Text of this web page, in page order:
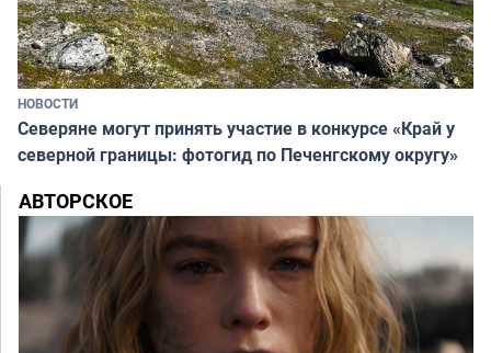
НОВОСТИ
Северяне могут принять участие в конкурсе «Край у
северной границы: фотогид по Печенгскому округу»
АВТОРСКОЕ